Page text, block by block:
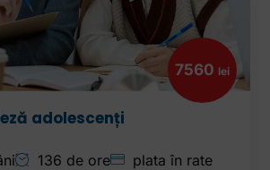
7560 lei
adolescenți
136 de ore plata în rate